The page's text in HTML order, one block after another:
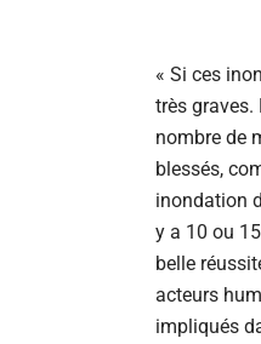
« Si ces
très graves.
nombre de
blessés,
inondation
y a 10 ou
belle
acteurs
impliqués